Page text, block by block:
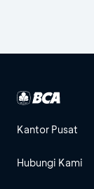
Kantor Pusat
Hubungi Kami